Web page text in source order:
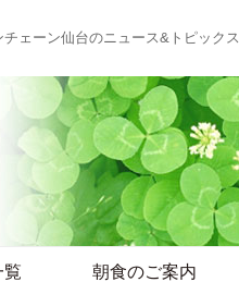
ェーン仙台のニュース&トピックス
覧 朝食のご案内